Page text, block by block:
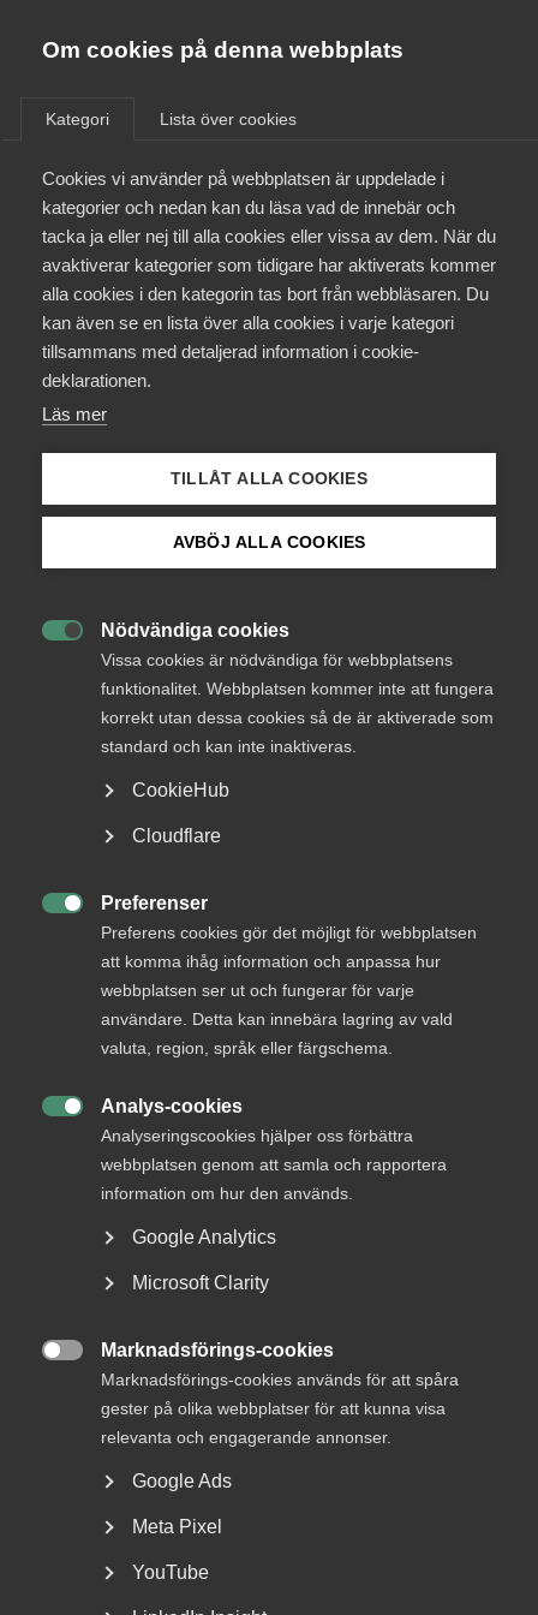
Om cookies på denna webbplats
Kategori Lista över cookies
Cookies vi använder på webbplatsen är uppdelade i
kategorier och nedan kan du läsa vad de innebär och
tacka ja eller nej till alla cookies eller vissa av dem. När du
avaktiverar kategorier som tidigare har aktiverats kommer
alla cookies i den kategorin tas bort från webbläsaren. Du
kan även se en lista över alla cookies i varje kategori
tillsammans med detaljerad information i cookie-
deklarationen.
Läs mer
TILLÅT ALLA COOKIES
AVBÖJ ALLA COOKIES
Nödvändiga cookies
Vissa cookies är nödvändiga för webbplatsens
funktionalitet. Webbplatsen kommer inte att fungera
korrekt utan dessa cookies så de är aktiverade som
standard och kan inte inaktiveras.
CookieHub
Cloudflare
Preferenser
Preferens cookies gör det möjligt för webbplatsen
att komma ihåg information och anpassa hur
webbplatsen ser ut och fungerar för varje
användare. Detta kan innebära lagring av vald
valuta, region, språk eller färgschema.
Analys-cookies
Analyseringscookies hjälper oss förbättra
webbplatsen genom att samla och rapportera
information om hur den används.
Google Analytics
Microsoft Clarity
Marknadsförings-cookies
Marknadsförings-cookies används för att spåra
gester på olika webbplatser för att kunna visa
relevanta och engagerande annonser.
Google Ads
Meta Pixel
YouTube
Almega Utbildning
Innovations­företagen
Kompetens­företagen
Medie­företagen
Säkerhets­företagen
Tåg­företagen
Om Almega
Aktuellt
Medlemskapet
Mina sidor
Kurser & utbildningar
Logga in på Arbetsgivarguiden
Sök på almega.se
Cookie-inställningar
Vägen Framåt – En
partsgemensam vägledning
vid arbets­brist
Almega har tillsammans med Unionen, Sveriges
Ingenjörer, Journalistförbundet med flera
vägledning vid arbetsbrist; ”Vägen framåt”. Detta
är en ny uppdaterad version av vägledningen.
Arbetsgivarfrågor 5 juli 2024 Arbetsgivarnytt
Endast tillgänglig för
medlemmar
MER OM ARBETSGIVARFRÅGOR
3 augusti Artiklar
Höststart i arbetsmiljö­arbetet –
skapa struktur, energi och
Debattartiklar
”Fackens arbetstidskrav hotar
jobb, välfärd och den svenska